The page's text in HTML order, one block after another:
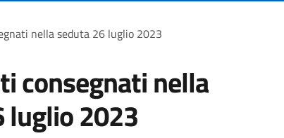
nella seduta 26 luglio 2023
consegnati nella
luglio 2023